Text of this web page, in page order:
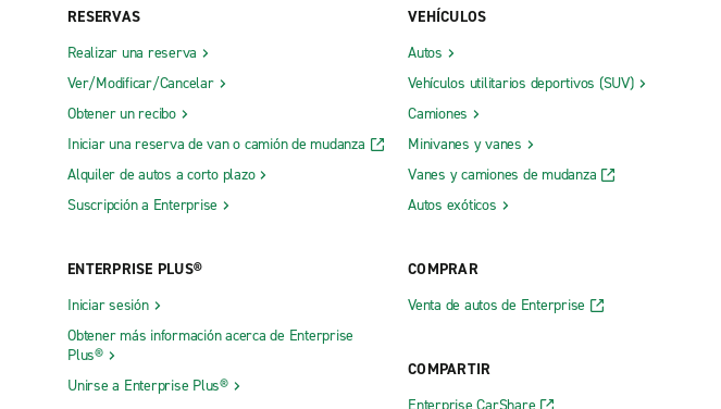
RESERVAS
Realizar una reserva
Ver/Modificar/Cancelar
Obtener un recibo
Iniciar una reserva de van o camión de mudanza
Alquiler de autos a corto plazo
Suscripción a Enterprise
ENTERPRISE PLUS®
Iniciar sesión
Obtener más información acerca de Enterprise
Plus®
Unirse a Enterprise Plus®
VEHÍCULOS
Autos
Vehículos utilitarios deportivos (SUV)
Camiones
Minivanes y vanes
Vanes y camiones de mudanza
Autos exóticos
COMPRAR
Venta de autos de Enterprise
COMPARTIR